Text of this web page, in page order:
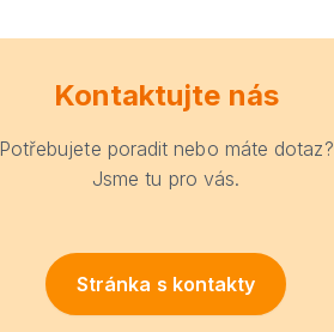
Kontaktujte nás
Potřebujete poradit nebo máte dotaz?
Jsme tu pro vás.
Stránka s kontakty